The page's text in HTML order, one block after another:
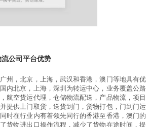
公司平台优势
州，北京，上海，武汉和香港，澳门等地具有优
内北京，上海，深圳为转运中心，业务覆盖公路
航空货运代理，仓储物流配送，产品物流，项目
提供上门取货，送货到门，货物打包，门到门运
时在行业内有着领先同行的香港至香港，澳门的
货物进出口操作流程，减少了货物在途时间，提